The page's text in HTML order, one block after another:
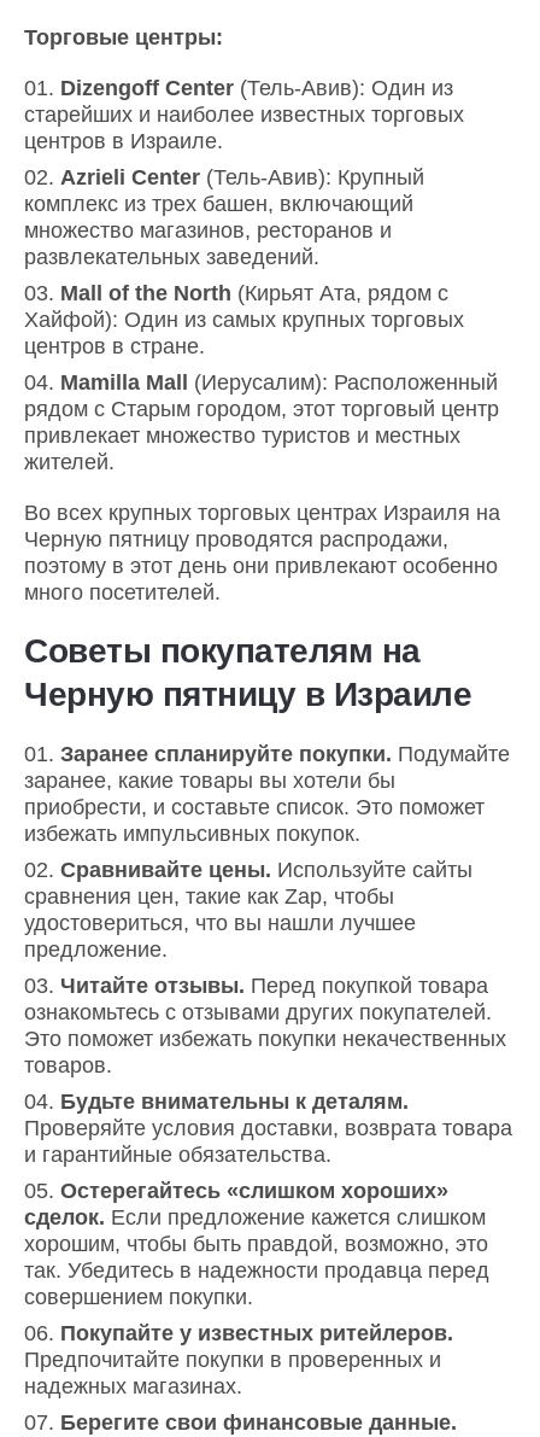
Торговые центры:
Dizengoff Center (Тель-Авив): Один из
старейших и наиболее известных торговых
центров в Израиле.
Azrieli Center (Тель-Авив): Крупный
комплекс из трех башен, включающий
множество магазинов, ресторанов и
развлекательных заведений.
Mall of the North (Кирьят Ата, рядом с
Хайфой): Один из самых крупных торговых
центров в стране.
Mamilla Mall (Иерусалим): Расположенный
рядом с Старым городом, этот торговый центр
привлекает множество туристов и местных
жителей.
Во всех крупных торговых центрах Израиля на
Черную пятницу проводятся распродажи,
поэтому в этот день они привлекают особенно
много посетителей.
Советы покупателям на
Черную пятницу в Израиле
Заранее спланируйте покупки. Подумайте
заранее, какие товары вы хотели бы
приобрести, и составьте список. Это поможет
избежать импульсивных покупок.
Сравнивайте цены. Используйте сайты
сравнения цен, такие как Zap, чтобы
удостовериться, что вы нашли лучшее
предложение.
Читайте отзывы. Перед покупкой товара
ознакомьтесь с отзывами других покупателей.
Это поможет избежать покупки некачественных
товаров.
Будьте внимательны к деталям.
Проверяйте условия доставки, возврата товара
и гарантийные обязательства.
Остерегайтесь «слишком хороших»
сделок. Если предложение кажется слишком
хорошим, чтобы быть правдой, возможно, это
так. Убедитесь в надежности продавца перед
совершением покупки.
Покупайте у известных ритейлеров.
Предпочитайте покупки в проверенных и
надежных магазинах.
Берегите свои финансовые данные.